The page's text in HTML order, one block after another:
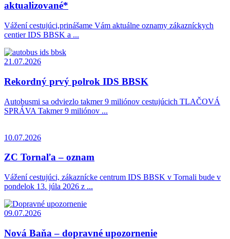
aktualizované*
Vážení cestujúci,prinášame Vám aktuálne oznamy zákazníckych
centier IDS BBSK a ...
21.07.2026
Rekordný prvý polrok IDS BBSK
Autobusmi sa odviezlo takmer 9 miliónov cestujúcich TLAČOVÁ
SPRÁVA Takmer 9 miliónov ...
10.07.2026
ZC Tornaľa – oznam
Vážení cestujúci, zákaznícke centrum IDS BBSK v Tornali bude v
pondelok 13. júla 2026 z ...
09.07.2026
Nová Baňa – dopravné upozornenie